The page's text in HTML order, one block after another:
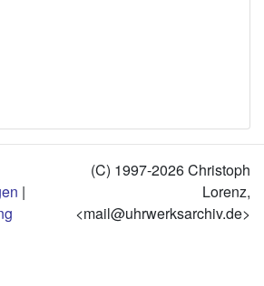
|
(C) 1997-2026 Christoph
Lorenz,
<mail@uhrwerksarchiv.de>